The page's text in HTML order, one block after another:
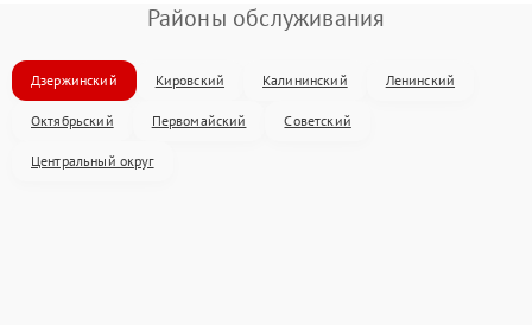
Районы обслуживания
Дзержинский Кировский Калининский Ленинский
Октябрьский Первомайский Советский
Центральный округ